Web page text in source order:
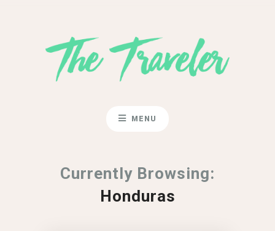
MENU
Currently Browsing:
Honduras